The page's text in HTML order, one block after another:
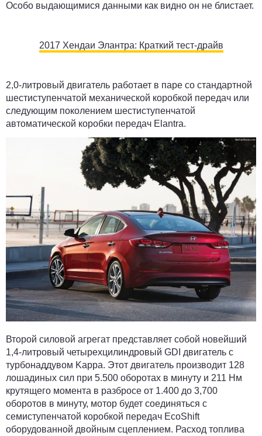
Особо выдающимися данными как видно он не блистает.
2017 Хендаи Элантра: Краткий тест-драйв
2,0-литровый двигатель работает в паре со стандартной
шестиступенчатой ​​механической коробкой передач или
следующим поколением шестиступенчатой
автоматической коробки передач Elantra.
Второй силовой агрегат представляет собой новейший
1,4-литровый четырехцилиндровый GDI двигатель с
турбонаддувом Kappa. Этот двигатель производит 128
лошадиных сил при 5.500 оборотах в минуту и ​​211 Нм
крутящего момента в разбросе от 1.400 до 3,700
оборотов в минуту, мотор ​​будет соединяться с
семиступенчатой ​​коробкой передач EcoShift
оборудованной двойным сцеплением. Расход топлива